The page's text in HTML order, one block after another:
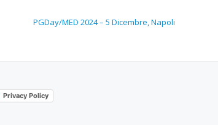
PGDay/MED 2024 – 5 Dicembre, Napoli
Privacy Policy